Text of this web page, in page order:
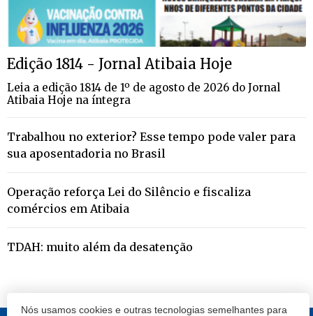
Nós usamos cookies e outras tecnologias semelhantes para
Edição 1814 - Jornal Atibaia Hoje
Leia a edição 1814 de 1º de agosto de 2026 do Jornal
Atibaia Hoje na íntegra
Trabalhou no exterior? Esse tempo pode valer para
sua aposentadoria no Brasil
Operação reforça Lei do Silêncio e fiscaliza
comércios em Atibaia
TDAH: muito além da desatenção